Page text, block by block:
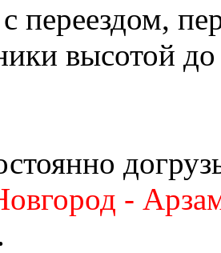
переездом,
высотой
-